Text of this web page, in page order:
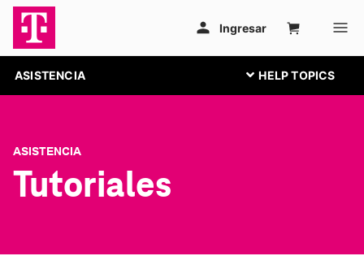
ASISTENCIA
ASISTENCIA
Tutoriales